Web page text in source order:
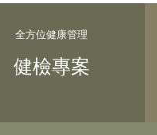
健檢專案